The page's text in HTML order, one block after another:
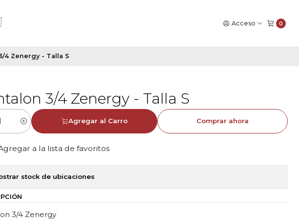
Acceso 0
4 Zenergy - Talla S
3/4 Zenergy - Talla S
Agregar al Carro Comprar ahora
a la lista de favoritos
stock de ubicaciones
3/4 Zenergy